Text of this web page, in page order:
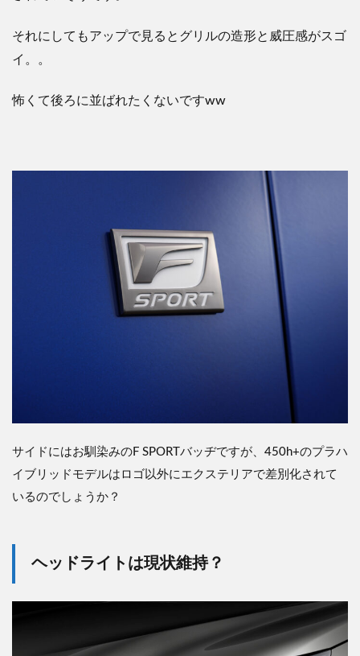
それにしてもアップで見るとグリルの造形と威圧感がスゴ
イ。。
怖くて後ろに並ばれたくないですww
サイドにはお馴染みのF SPORTバッヂですが、450h+のプラハ
イブリッドモデルはロゴ以外にエクステリアで差別化されて
いるのでしょうか？
ヘッドライトは現状維持？